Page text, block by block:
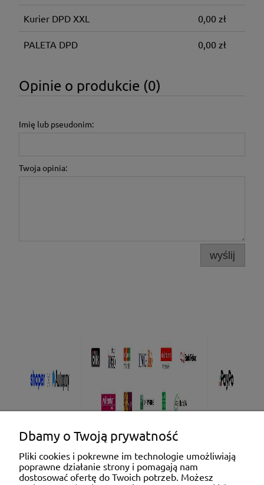
Kurier DPD XXL 0,00 zł
PALETA DPD 0,00 zł
Opinie o produkcie (0)
Imię lub pseudonim:
Twoja opinia:
wyślij
Pomoc
Dbamy o Twoją prywatność
Pliki cookies i pokrewne im technologie umożliwiają
poprawne działanie strony i pomagają nam
dostosować ofertę do Twoich potrzeb. Możesz